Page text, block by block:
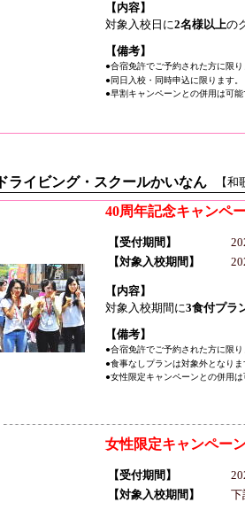
【内容】
対象入校日に2名様以上の
【備考】
●合宿免許でご予約された方に限
●同日入校・同時申込に限ります。
●早割キャンペーンとの併用は可
ドライビング・スクールかいなん 【
40周年記念キャンペ
【受付期間】
【対象入校期間】
【内容】
対象入校期間に3食付プラ
【備考】
●合宿免許でご予約された方に限
●食事なしプランは対象外となりま
●女性限定キャンペーンとの併用
女性限定キャンペー
【受付期間】
【対象入校期間】
下